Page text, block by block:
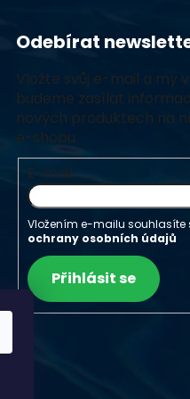
Odebírat
Vložte svůj e-mail a my
budeme zasílat
nových produktech na
e-shopu.
E-mail
Vložením e-mailu souhlasíte
ochrany osobních údajů
Přihlásit se